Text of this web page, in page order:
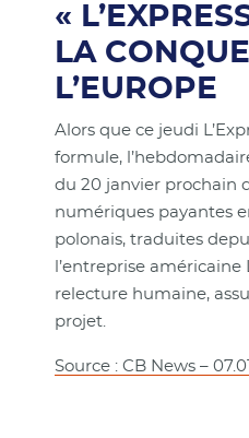
«
LA
L’EUROPE
Alors que ce jeudi
formule,
du 20 janvier prochain
numériques payantes
polonais, traduites
l’entreprise
relecture humaine,
projet.
Source : CB News –